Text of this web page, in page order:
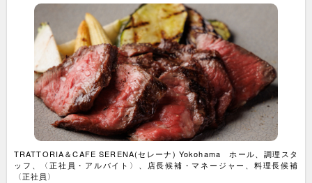
TRATTORIA＆CAFE SERENA(セレーナ) Yokohama ホール、調理スタ
ッフ、〈正社員・アルバイト〉、店長候補・マネージャー、料理長候補
〈正社員〉